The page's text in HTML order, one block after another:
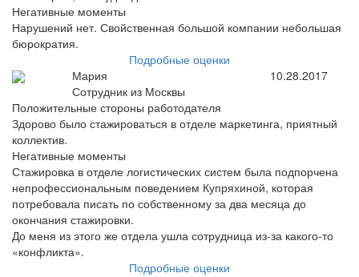
Негативные моменты
Нарушений нет. Свойственная большой компании небольшая
бюрократия.
Подробные оценки
Мария
Сотрудник из Москвы
10.28.2017
Положительные стороны работодателя
Здорово было стажироваться в отделе маркетинга, приятный
коллектив.
Негативные моменты
Стажировка в отделе логистических систем была подпорчена
непрофессиональным поведением Купряхиной, которая
потребовала писать по собственному за два месяца до
окончания стажировки.
До меня из этого же отдела ушла сотрудница из-за какого-то
«конфликта».
Подробные оценки